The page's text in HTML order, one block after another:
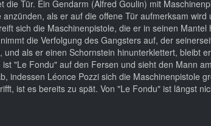
Tür. Ein Gendarm (Alfred Goulin) mit
als er auf die offene Tür aufmerksam wird
sich die Maschinenpistole, die er in seinen Mantel
die Verfolgung des Gangsters auf, der
als er einen Schornstein hinunterklettert, bleibt
"Le Fondu" auf den Fersen und sieht den Mann
indessen Léonce Pozzi sich die Maschinenpistole
ist es bereits zu spät. Von "Le Fondu" ist längst